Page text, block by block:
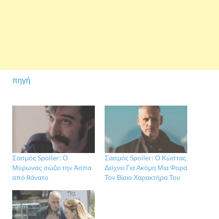
πηγή
Σασμός Spoiler: Ο
Μύρωνας σώζει την Άσπα
από θάνατο
Σασμός Spoiler: Ο Κώστας
Δείχνει Για Ακόμη Μια Φορά
Τον Βίαιο Χαρακτήρα Του